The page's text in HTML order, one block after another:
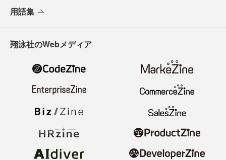
用語集
翔泳社のWebメディア